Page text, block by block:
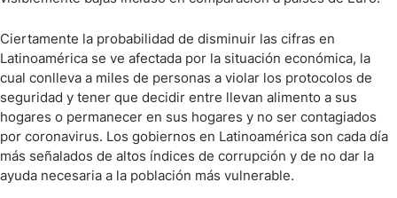
Ciertamente la probabilidad de disminuir las cifras en
Latinoamérica se ve afectada por la situación económica, la
cual conlleva a miles de personas a violar los protocolos de
seguridad y tener que decidir entre llevan alimento a sus
hogares o permanecer en sus hogares y no ser contagiados
por coronavirus. Los gobiernos en Latinoamérica son cada día
más señalados de altos índices de corrupción y de no dar la
ayuda necesaria a la población más vulnerable.